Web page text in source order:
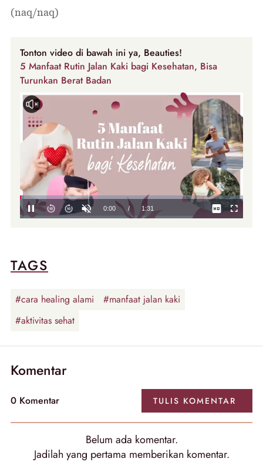
(naq/naq)
Tonton video di bawah ini ya, Beauties!
5 Manfaat Rutin Jalan Kaki bagi Kesehatan, Bisa
Turunkan Berat Badan
TAGS
#cara healing alami
#manfaat jalan kaki
#aktivitas sehat
Komentar
0 Komentar TULIS KOMENTAR
Belum ada komentar.
Jadilah yang pertama memberikan komentar.